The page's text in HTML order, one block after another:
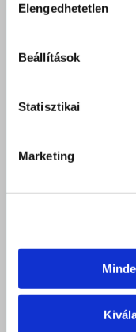
kiválasztása
Elengedhetetlen
Beállítások
Statisztikai
Marketing
Ez várhat Rád
képzéseivel.
műsort is
vagy csak a helyi
leszel, a
Középszintű
szakmacsoport |
Turizmus-